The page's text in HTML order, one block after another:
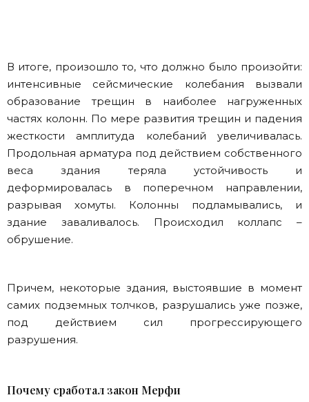
В итоге, произошло то, что должно было произойти:
интенсивные сейсмические колебания вызвали
образование трещин в наиболее нагруженных
частях колонн. По мере развития трещин и падения
жесткости амплитуда колебаний увеличивалась.
Продольная арматура под действием собственного
веса здания теряла устойчивость и
деформировалась в поперечном направлении,
разрывая хомуты. Колонны подламывались, и
здание заваливалось. Происходил коллапс –
обрушение.
Причем, некоторые здания, выстоявшие в момент
самих подземных толчков, разрушались уже позже,
под действием сил прогрессирующего
разрушения.
Почему сработал закон Мерфи